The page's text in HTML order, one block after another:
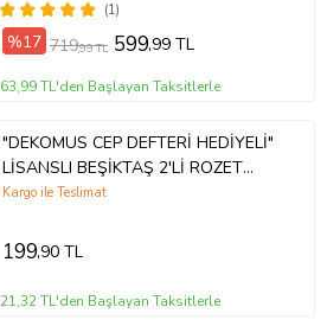
(1)
%17 719,99 TL 599,99 TL
63,99 TL'den Başlayan Taksitlerle
"DEKOMUS CEP DEFTERİ HEDİYELİ"
LİSANSLI BEŞİKTAŞ 2'Lİ ROZET
(Krem)
Kargo ile Teslimat
199,90 TL
21,32 TL'den Başlayan Taksitlerle